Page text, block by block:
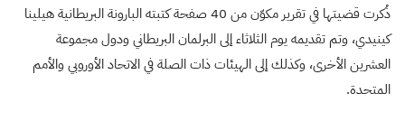
ذُكرت قضيتها في تقرير مكوّن من 40 صفحة كتبته البارونة البريطانية هيلينا
كينيدي، وتم تقديمه يوم الثلاثاء إلى البرلمان البريطاني ودول مجموعة
العشرين الأخرى، وكذلك إلى الهيئات ذات الصلة في الاتحاد الأوروبي والأمم
المتحدة.